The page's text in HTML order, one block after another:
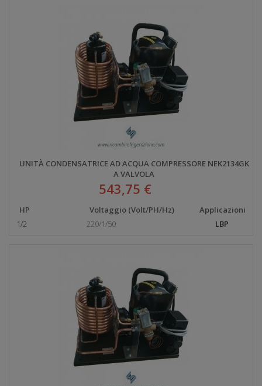
UNITÀ CONDENSATRICE AD ACQUA COMPRESSORE NEK2134GK
A VALVOLA
543,75 €
HP Voltaggio (Volt/PH/Hz)
Applicazioni
1/2
220/1/50 LBP